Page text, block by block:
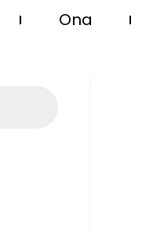
Ona